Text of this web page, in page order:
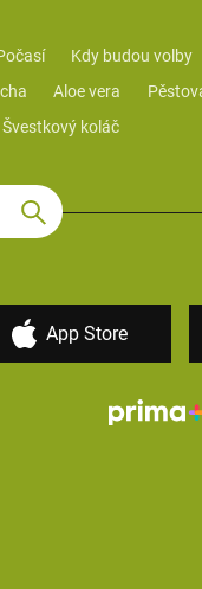
Kdy budou volby
Aloe vera
Švestkový koláč
App Store